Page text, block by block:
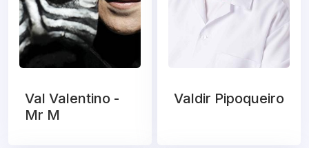
Val Valentino -
Mr M
Valdir Pipoqueiro